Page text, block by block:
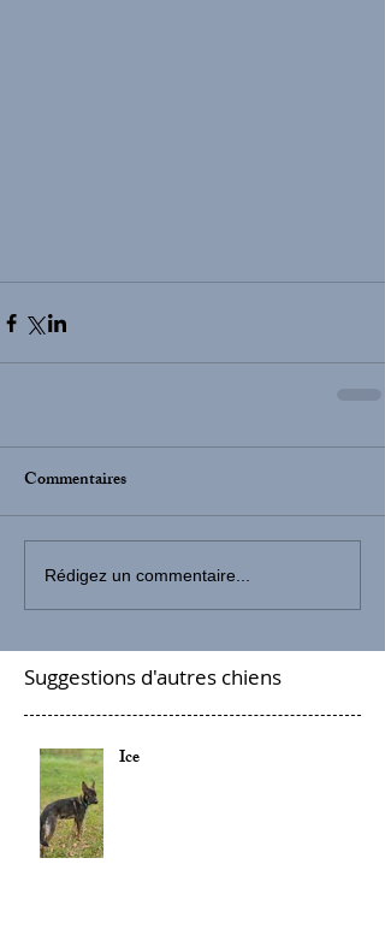
Commentaires
Rédigez un commentaire...
Suggestions d'autres chiens
Ice